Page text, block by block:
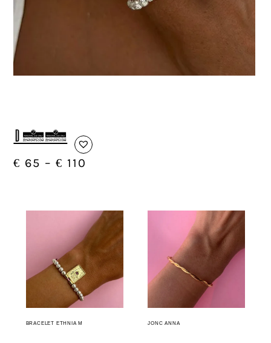
D05
€ 65 –€ 110
BRACELET ETHNIA M JONC ANNA